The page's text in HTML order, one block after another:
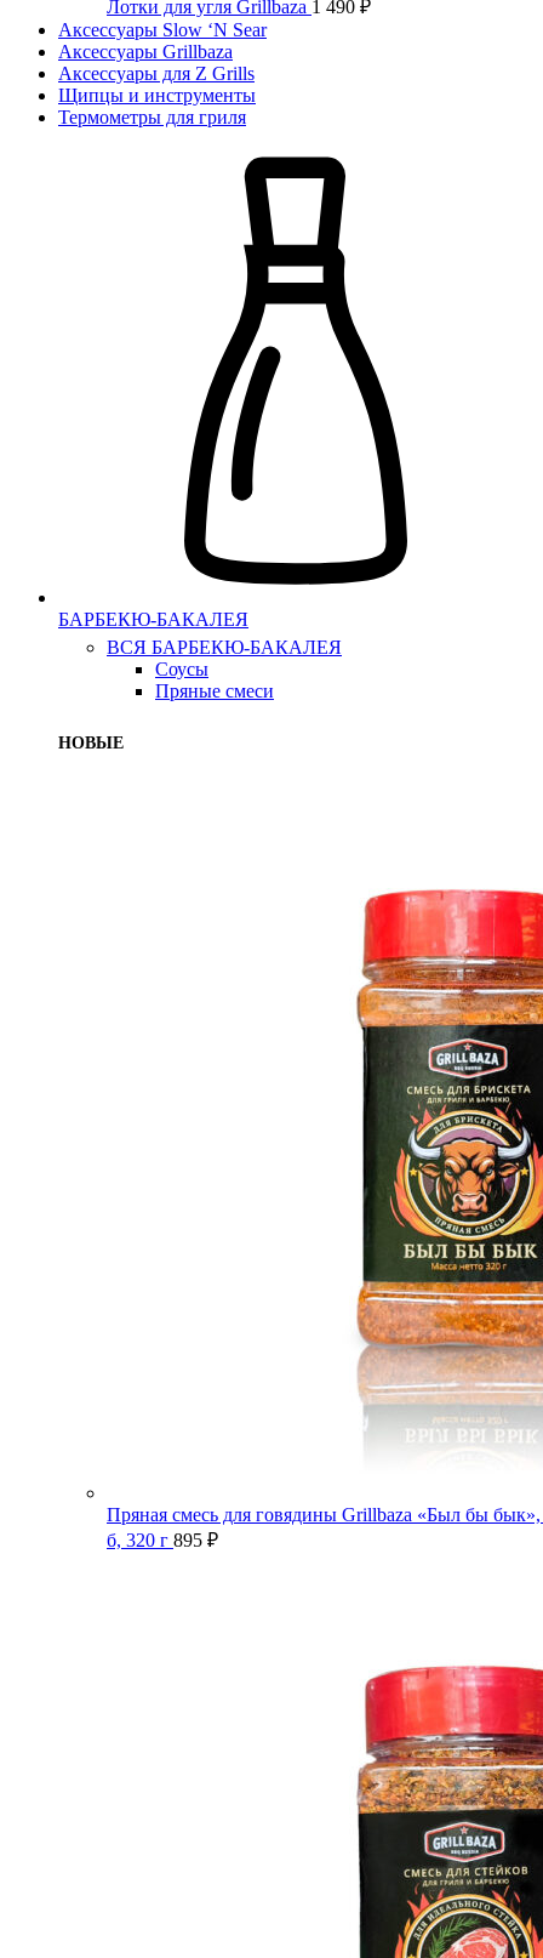
Лотки для угля Grillbaza 1 490 ₽
Аксессуары Slow ‘N Sear
Аксессуары Grillbaza
Аксессуары для Z Grills
Щипцы и инструменты
Термометры для гриля
БАРБЕКЮ-БАКАЛЕЯ
ВСЯ БАРБЕКЮ-БАКАЛЕЯ
Соусы
Пряные смеси
НОВЫЕ
Пряная смесь для говядины Grillbaza «Был бы
б, 320 г 895 ₽